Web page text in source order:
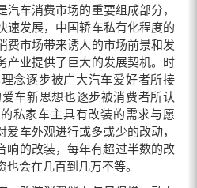
车消费市场的重要组成部分，
速发展，中国轿车私有化程度的
费市场带来诱人的市场前景和发
产业提供了巨大的发展契机。时
念逐步被广大汽车爱好者所接
爱车新思想也逐步被消费者所认
私家车主具有改装的需求与愿
车外观进行或多或少的改动，
响的改装，每年有超过半数的改
会在几百到几万不等。